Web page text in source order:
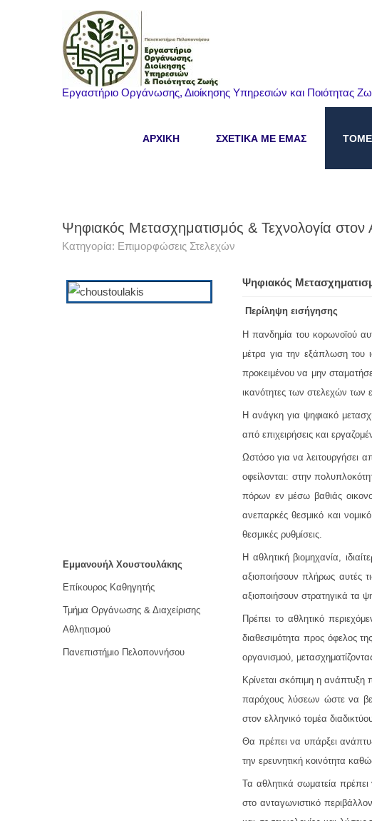
Εργαστήριο Οργάνωσης, Διοίκησης Υπηρεσιών και Ποιότητας
ΑΡΧΙΚΗ ΣΧΕΤΙΚΑ ΜΕ ΕΜΑΣ
Ψηφιακός Μετασχηματισμός & Τεχνολογία
Κατηγορία: Επιμορφώσεις Στελεχών
Εμμανουήλ Χουστουλάκης
Επίκουρος Καθηγητής
Τμήμα Οργάνωσης & Διαχείρισης
Αθλητισμού
Πανεπιστήμιο Πελοποννήσου
Ψηφιακός
Περίληψη εισήγησης
Η πανδημία του κορωνοϊού
μέτρα για την εξάπλωση του
προκειμένου να μην
ικανότητες των στελεχών
Η ανάγκη για ψηφιακό
από επιχειρήσεις και
Ωστόσο για να λειτουργήσει
οφείλονται: στην
πόρων εν μέσω βαθιάς
ανεπαρκές θεσμικό και
θεσμικές ρυθμίσεις.
Η αθλητική βιομηχανία,
αξιοποιήσουν πλήρως αυτές
αξιοποιήσουν στρατηγικά τα
Πρέπει το αθλητικό
διαθεσιμότητα προς όφελος
οργανισμού,
Κρίνεται σκόπιμη η ανάπτυξη
παρόχους λύσεων ώστε να
στον ελληνικό τομέα
Θα πρέπει να υπάρξει
την ερευνητική κοινότητα
Τα αθλητικά σωματεία
στο ανταγωνιστικό